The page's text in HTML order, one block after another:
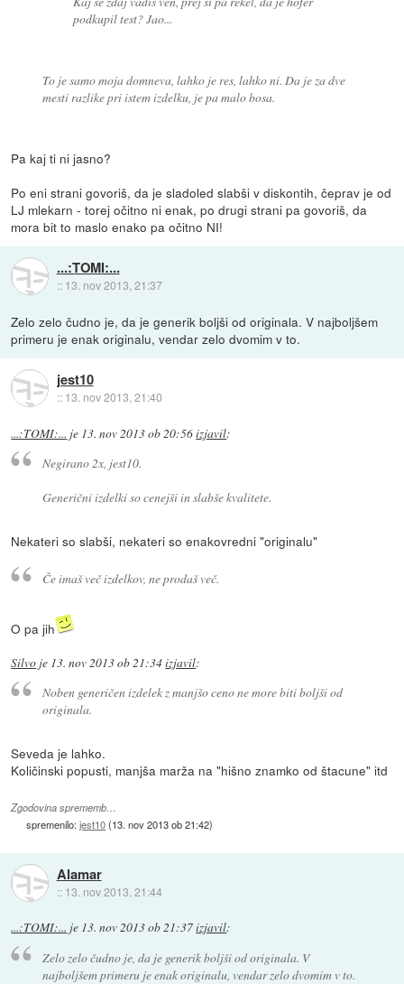
podkupil test? Jao...
To je samo moja domneva, lahko je res, lahko ni. Da je za dve
mesti razlike pri istem izdelku, je pa malo bosa.
Pa kaj ti ni jasno?
Po eni strani govoriš, da je sladoled slabši v diskontih, čeprav je od
LJ mlekarn - torej očitno ni enak, po drugi strani pa govoriš, da
mora bit to maslo enako pa očitno NI!
...:TOMI:...
:: 13. nov 2013, 21:37
Zelo zelo čudno je, da je generik boljši od originala. V najboljšem
primeru je enak originalu, vendar zelo dvomim v to.
jest10
:: 13. nov 2013, 21:40
...:TOMI:... je 13. nov 2013 ob 20:56izjavil:
Negirano 2x, jest10.
Generični izdelki so cenejši in slabše kvalitete.
Nekateri so slabši, nekateri so enakovredni "originalu"
Če imaš več izdelkov, ne prodaš več.
O pa jih
Silvo je 13. nov 2013 ob 21:34izjavil:
Noben generičen izdelek z manjšo ceno ne more biti boljši od
originala.
Seveda je lahko.
Količinski popusti, manjša marža na "hišno znamko od štacune" itd
Zgodovina sprememb…
spremenilo:jest10(13. nov 2013 ob 21:42)
Alamar
:: 13. nov 2013, 21:44
...:TOMI:... je 13. nov 2013 ob 21:37izjavil:
Zelo zelo čudno je, da je generik boljši od originala. V
najboljšem primeru je enak originalu, vendar zelo dvomim v to.